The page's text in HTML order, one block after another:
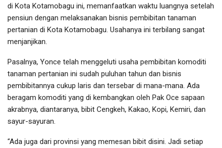
di Kota Kotamobagu ini, memanfaatkan waktu luangnya setelah
pensiun dengan melaksanakan bisnis pembibitan tanaman
pertanian di Kota Kotamobagu. Usahanya ini terbilang sangat
menjanjikan.
Pasalnya, Yonce telah menggeluti usaha pembibitan komoditi
tanaman pertanian ini sudah puluhan tahun dan bisnis
pembibitannya cukup laris dan tersebar di mana-mana. Ada
beragam komoditi yang di kembangkan oleh Pak Oce sapaan
akrabnya, diantaranya, bibit Cengkeh, Kakao, Kopi, Kemiri, dan
sayur-sayuran.
“Ada juga dari provinsi yang memesan bibit disini. Jadi setiap